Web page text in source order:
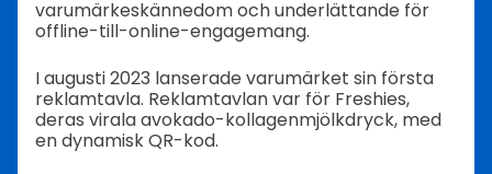
varumärkeskännedom och underlättande för
offline-till-online-engagemang.
I augusti 2023 lanserade varumärket sin första
reklamtavla. Reklamtavlan var för Freshies,
deras virala avokado-kollagenmjölkdryck, med
en dynamisk QR-kod.